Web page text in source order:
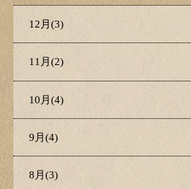
12月(3)
11月(2)
10月(4)
9月(4)
8月(3)